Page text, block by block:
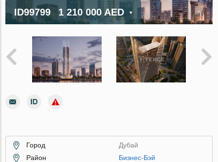
ID99799 1 210 000 AED
Город
Дубай
Район
Бизнес-Бэй